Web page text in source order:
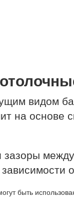
видом
на основе
быть